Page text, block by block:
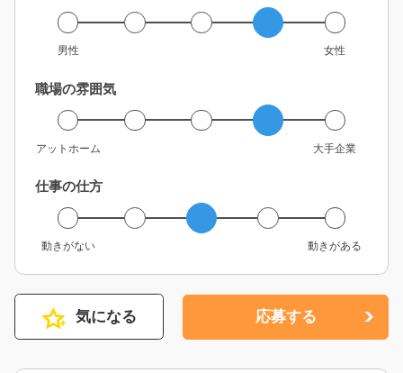
男性 女性
職場の雰囲気
アットホーム 大手企業
仕事の仕方
動きがない 動きがある
気になる 応募する